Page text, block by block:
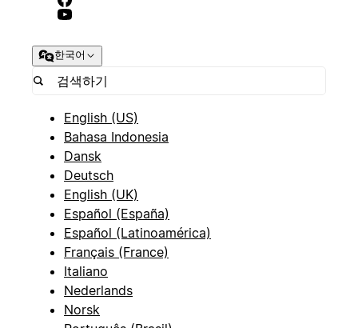
한국어
English (US)
Bahasa Indonesia
Dansk
Deutsch
English (UK)
Español (España)
Español (Latinoamérica)
Français (France)
Italiano
Nederlands
Norsk